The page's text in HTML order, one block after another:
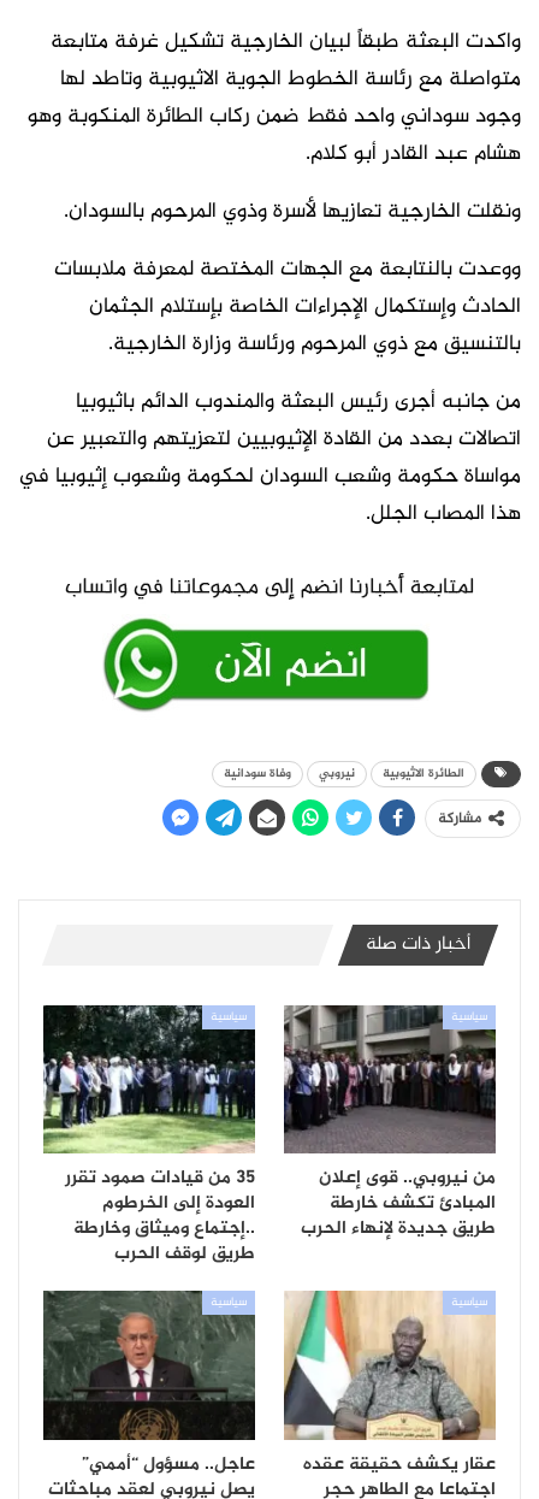
واكدت البعثة طبقاً لبيان الخارجية تشكيل غرفة متابعة
متواصلة مع رئاسة الخطوط الجوية الاثيوبية وتاطد لها
وجود سوداني واحد فقط ضمن ركاب الطائرة المنكوبة وهو
هشام عبد القادر أبو كلام.
ونقلت الخارجية تعازيها لأسرة وذوي المرحوم بالسودان.
ووعدت بالنتابعة مع الجهات المختصة لمعرفة ملابسات
الحادث وإستكمال الإجراءات الخاصة بإستلام الجثمان
بالتنسيق مع ذوي المرحوم ورئاسة وزارة الخارجية.
من جانبه أجرى رئيس البعثة والمندوب الدائم باثيوبيا
اتصالات بعدد من القادة الإثيوبيين لتعزيتهم والتعبير عن
مواساة حكومة وشعب السودان لحكومة وشعوب إثيوبيا في
هذا المصاب الجلل.
الطائرة الاثيوبية نيروبي وفاة سودانية
مشاركة
أخبار ذات صلة
سياسية
من نيروبي.. قوى إعلان
المبادئ تكشف خارطة
طريق جديدة لإنهاء الحرب
سياسية
35 من قيادات صمود تقرر
العودة إلى الخرطوم
..إجتماع وميثاق وخارطة
طريق لوقف الحرب
سياسية
عقار يكشف حقيقة عقده
اجتماعا مع الطاهر حجر
سياسية
عاجل.. مسؤول “أممي”
يصل نيروبي لعقد مباحثات